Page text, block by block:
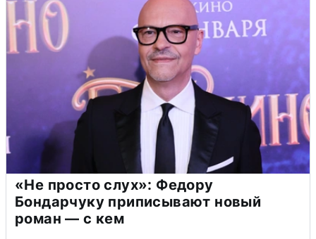
«Не просто слух»: Федору
Бондарчуку приписывают новый
роман — с кем